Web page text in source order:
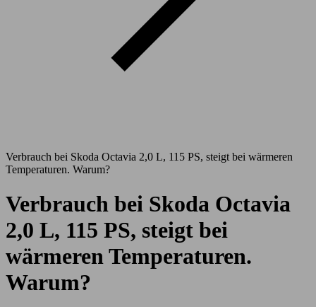
Verbrauch bei Skoda Octavia 2,0 L, 115 PS, steigt bei wärmeren
Temperaturen. Warum?
Verbrauch bei Skoda Octavia
2,0 L, 115 PS, steigt bei
wärmeren Temperaturen.
Warum?